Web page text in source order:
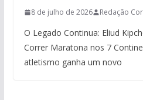
8 de julho de 2026 Redação
O Legado Continua: Eliud
Correr Maratona nos 7
atletismo ganha um novo